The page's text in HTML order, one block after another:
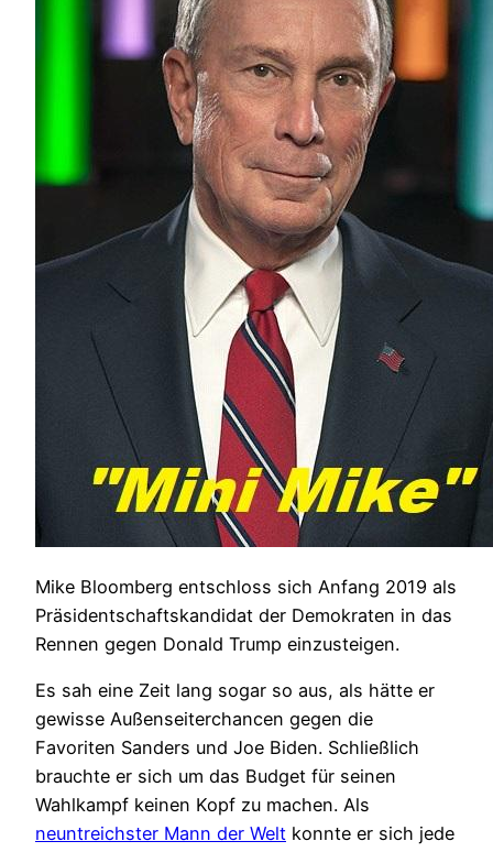
Mike Bloomberg entschloss sich Anfang 2019 als
Präsidentschaftskandidat der Demokraten in das
Rennen gegen Donald Trump einzusteigen.
Es sah eine Zeit lang sogar so aus, als hätte er
gewisse Außenseiterchancen gegen die
Favoriten Sanders und Joe Biden. Schließlich
brauchte er sich um das Budget für seinen
Wahlkampf keinen Kopf zu machen. Als
neuntreichster Mann der Welt konnte er sich jede